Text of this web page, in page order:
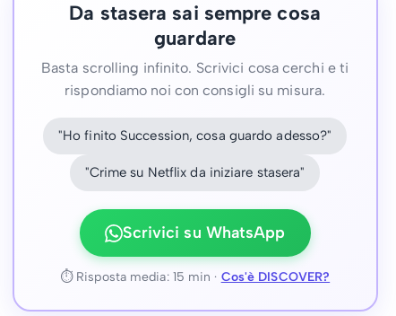
Da stasera sai sempre cosa
guardare
Basta scrolling infinito. Scrivici cosa cerchi e ti
rispondiamo noi con consigli su misura.
"Ho finito Succession, cosa guardo adesso?"
"Crime su Netflix da iniziare stasera"
Scrivici su WhatsApp
⏱ Risposta media: 15 min · Cos'è DISCOVER?